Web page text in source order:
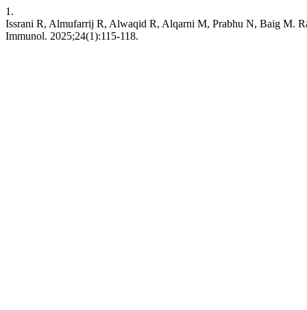
1.
Issrani R, Almufarrij R, Alwaqid R, Alqarni M, Prabhu N, Baig M.
Immunol. 2025;24(1):115-118.